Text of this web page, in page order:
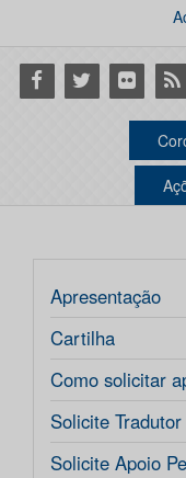
Facebook
Twitter Flickr RSS
Apresentação
Cartilha
Como solicitar
Solicite
Solicite Apoio